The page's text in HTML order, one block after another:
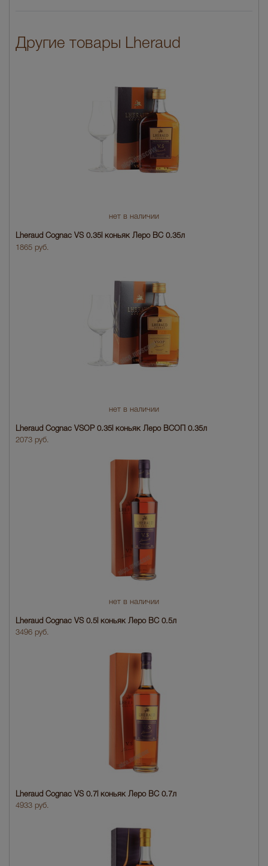
Другие товары Lheraud
нет в наличии
Lheraud Cognac VS 0.35l коньяк Леро ВС 0.35л
1865 руб.
нет в наличии
Lheraud Cognac VSOP 0.35l коньяк Леро ВСОП 0.35л
2073 руб.
нет в наличии
Lheraud Cognac VS 0.5l коньяк Леро ВС 0.5л
3496 руб.
Lheraud Cognac VS 0.7l коньяк Леро ВС 0.7л
4933 руб.